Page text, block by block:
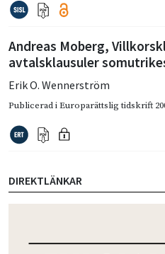
Andreas Moberg,
avtalsklausuler
Erik O. Wennerström
Publicerad iEuroparättslig tidskrift
DIREKTLÄNKAR